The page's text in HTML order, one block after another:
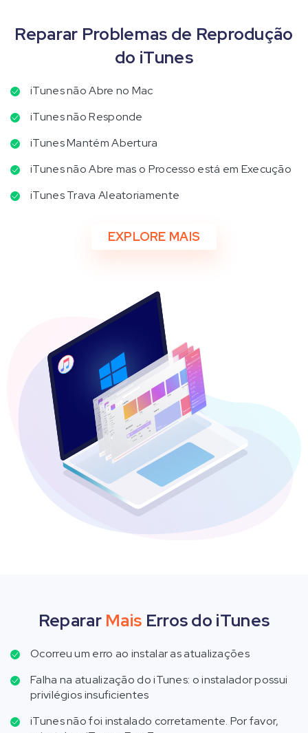
Reparar Problemas de Reprodução
do iTunes
iTunes não Abre no Mac
iTunes não Responde
iTunes Mantém Abertura
iTunes não Abre mas o Processo está em Execução
iTunes Trava Aleatoriamente
EXPLORE MAIS
Reparar Mais Erros do iTunes
Ocorreu um erro ao instalar as atualizações
Falha na atualização do iTunes: o instalador possui
privilégios insuficientes
iTunes não foi instalado corretamente. Por favor,